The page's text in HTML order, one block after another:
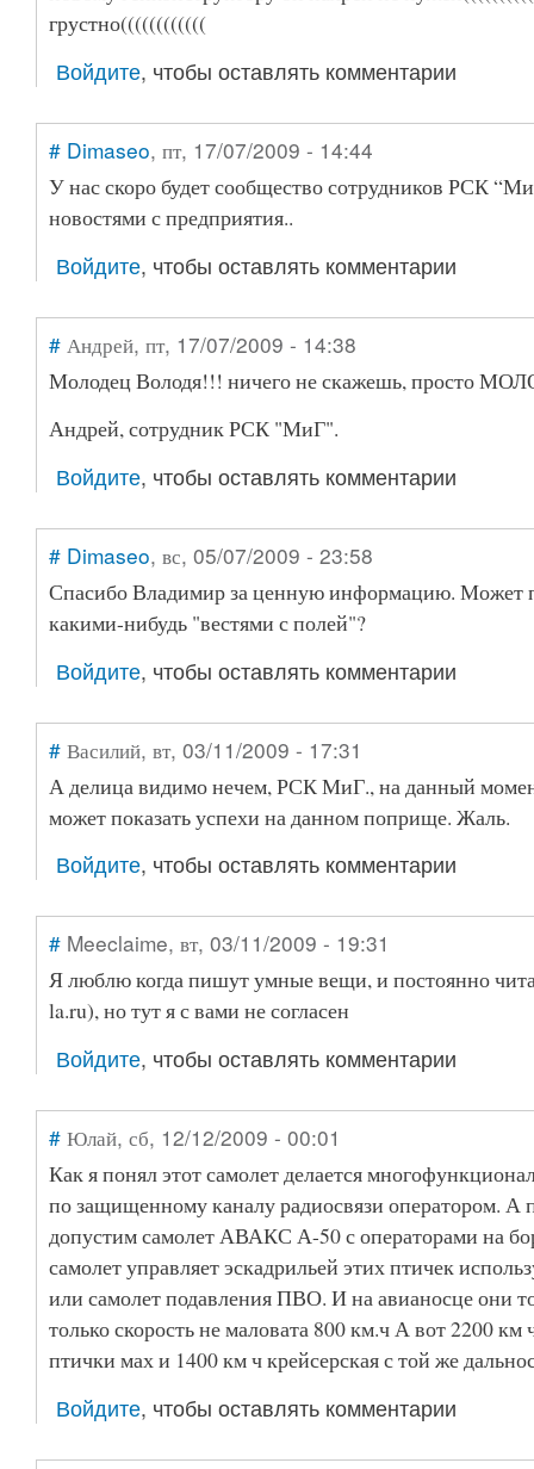
грустно((((((((((((
Войдите, чтобы оставлять комментарии
# Dimaseo, пт, 17/07/2009 - 14:44
У нас скоро будет сообщество сотрудников РСК
новостями с предприятия..
Войдите, чтобы оставлять комментарии
# Андрей, пт, 17/07/2009 - 14:38
Молодец Володя!!! ничего не скажешь, просто
Андрей, сотрудник РСК "МиГ".
Войдите, чтобы оставлять комментарии
# Dimaseo, вс, 05/07/2009 - 23:58
Спасибо Владимир за ценную информацию. Может
какими-нибудь "вестями с полей"?
Войдите, чтобы оставлять комментарии
# Василий, вт, 03/11/2009 - 17:31
А делица видимо нечем, РСК МиГ., на данный
может показать успехи на данном поприще. Жаль.
Войдите, чтобы оставлять комментарии
# Meeclaime, вт, 03/11/2009 - 19:31
Я люблю когда пишут умные вещи, и постоянно
la.ru), но тут я с вами не согласен
Войдите, чтобы оставлять комментарии
# Юлай, сб, 12/12/2009 - 00:01
Как я понял этот самолет делается
по защищенному каналу радиосвязи оператором. А
допустим самолет АВАКС А-50 с операторами на
самолет управляет эскадрильей этих птичек
или самолет подавления ПВО. И на авианосце они
только скорость не маловата 800 км.ч А вот 2200 км
птички мах и 1400 км ч крейсерская с той же
Войдите, чтобы оставлять комментарии